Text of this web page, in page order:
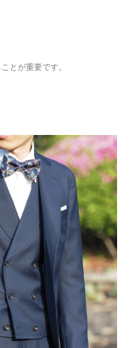
とが重要です。